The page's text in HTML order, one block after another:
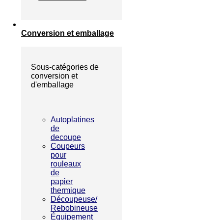
Conversion et emballage
Sous-catégories de
conversion et
d'emballage
Autoplatines
de
decoupe
Coupeurs
pour
rouleaux
de
papier
thermique
Découpeuse/
Rebobineuse
Équipement